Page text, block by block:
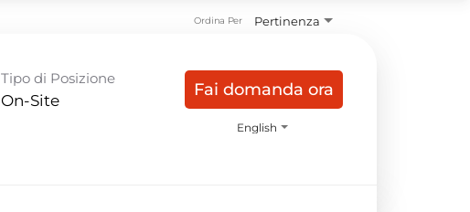
Pertinenza
Ordina Per
Tipo di Posizione
On-Site
Fai domanda ora
English